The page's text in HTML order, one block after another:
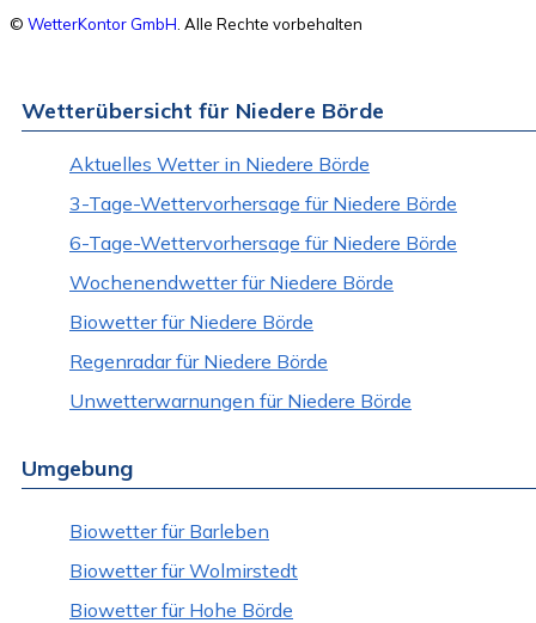
© WetterKontor GmbH . Alle Rechte vorbehalten
Wetterübersicht für Niedere Börde
Aktuelles Wetter in Niedere Börde
3-Tage-Wettervorhersage für Niedere Börde
6-Tage-Wettervorhersage für Niedere Börde
Wochenendwetter für Niedere Börde
Biowetter für Niedere Börde
Regenradar für Niedere Börde
Unwetterwarnungen für Niedere Börde
Umgebung
Biowetter für Barleben
Biowetter für Wolmirstedt
Biowetter für Hohe Börde